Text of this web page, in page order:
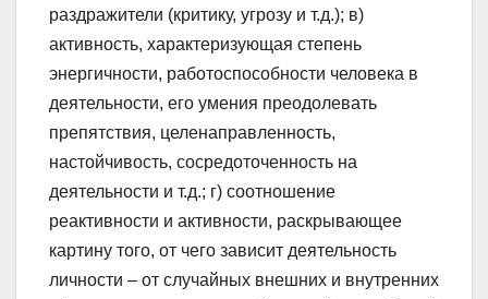
раздражители (критику, угрозу и т.д.); в)
активность, характеризующая степень
энергичности, работоспособности человека в
деятельности, его умения преодолевать
препятствия, целенаправленность,
настойчивость, сосредоточенность на
деятельности и т.д.; г) соотношение
реактивности и активности, раскрывающее
картину того, от чего зависит деятельность
личности – от случайных внешних и внутренних